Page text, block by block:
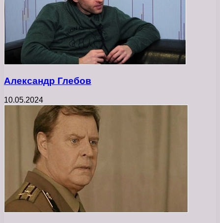
Александр Глебов
10.05.2024